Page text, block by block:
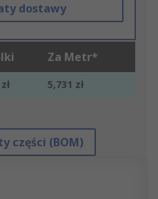
dostawy
Za Metr*
5,731 zł
części (BOM)